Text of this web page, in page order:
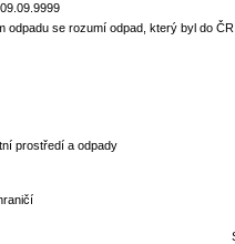
odpadu se rozumí odpad, který byl do
prostředí a odpady